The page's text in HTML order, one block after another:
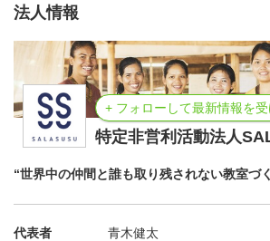
法人情報
+ フォローして最新情報を受
特定非営利活動法人
“世界中の仲間と誰も取り残されない教室づ
代表者
青木健太